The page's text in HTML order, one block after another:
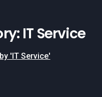
IT Service
'IT Service'